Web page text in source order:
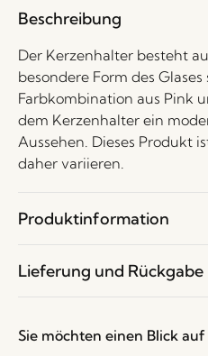
Beschreibung
Der Kerzenhalter besteht
besondere Form des Glases
Farbkombination aus Pink
dem Kerzenhalter ein
Aussehen. Dieses Produkt
daher variieren.
Produktinformation
Lieferung und Rückgabe
Sie möchten einen Blick